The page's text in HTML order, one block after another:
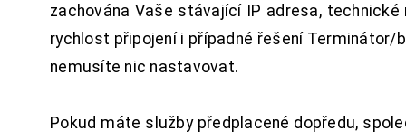
zachována Vaše stávající IP adresa, technické
rychlost připojení i případné řešení Terminátor/
nemusíte nic nastavovat.
Pokud máte služby předplacené dopředu,